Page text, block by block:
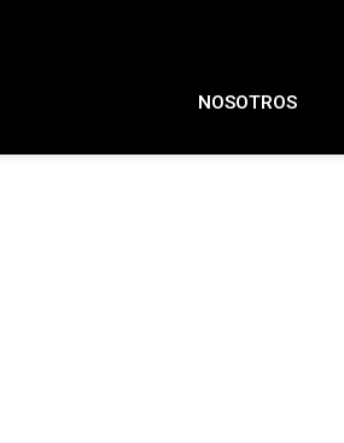
NOSOTROS